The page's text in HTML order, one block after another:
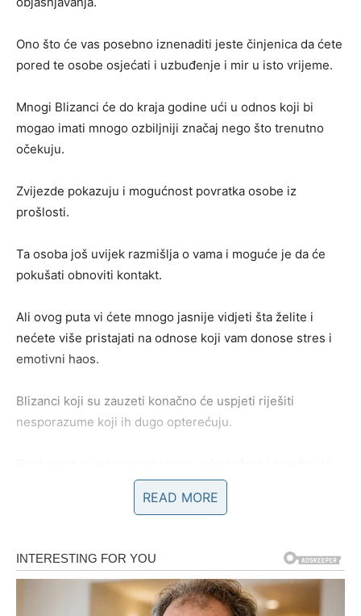
Ono što će vas posebno iznenaditi jeste činjenica da ćete
pored te osobe osjećati i uzbuđenje i mir u isto vrijeme.
Mnogi Blizanci će do kraja godine ući u odnos koji bi
mogao imati mnogo ozbiljniji značaj nego što trenutno
očekuju.
Zvijezde pokazuju i mogućnost povratka osobe iz
prošlosti.
Ta osoba još uvijek razmišlja o vama i moguće je da će
pokušati obnoviti kontakt.
Ali ovog puta vi ćete mnogo jasnije vidjeti šta želite i
nećete više pristajati na odnose koji vam donose stres i
emotivni haos.
Blizanci koji su zauzeti konačno će uspjeti riješiti
nesporazume koji ih dugo opterećuju.
partner konačno razumije koliko vam je stalo.
USPJEHA I VELIKIH ODLUKA
Na poslovnom planu ulazite u veoma važan period.
READ MORE